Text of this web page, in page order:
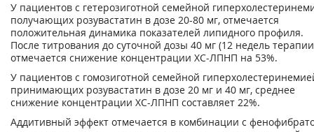
У пациентов с гетерозиготной семейной
получающих розувастатин в дозе 20-80 мг, отмечается
положительная динамика показателей липидного профиля.
После титрования до суточной дозы 40 мг (12 недель
отмечается снижение концентрации ХС-ЛПНП на 53%.
У пациентов с гомозиготной семейной
принимающих розувастатин в дозе 20 мг и 40 мг, среднее
снижение концентрации ХС-ЛПНП составляет 22%.
Аддитивный эффект отмечается в комбинации с